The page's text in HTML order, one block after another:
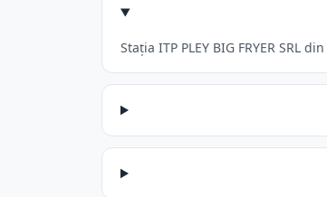
Stația ITP PLEY BIG FRYER